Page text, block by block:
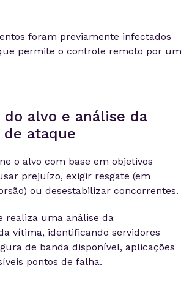
foram previamente infectados
permite o controle remoto por um
do alvo e análise da
ataque
o alvo com base em objetivos
prejuízo, exigir resgate (em
ou desestabilizar concorrentes.
realiza uma análise da
vítima, identificando servidores
de banda disponível, aplicações
pontos de falha.